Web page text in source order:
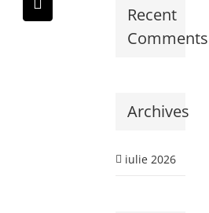
E-
mail:
Recent
Comments
Archives
iulie 2026